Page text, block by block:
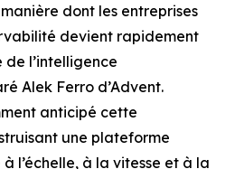
dont les entreprises
devient rapidement
de l’intelligence
Alek Ferro d’Advent.
anticipé cette
une plateforme
l’échelle, à la vitesse et à la